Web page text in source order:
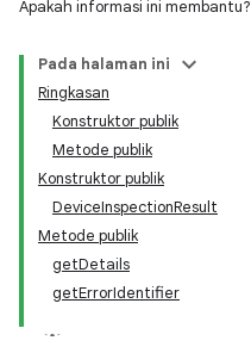
Apakah informasi ini membantu?
Pada halaman ini
Ringkasan
Konstruktor publik
Metode publik
Konstruktor publik
DeviceInspectionResult
Metode publik
getDetails
getErrorIdentifier